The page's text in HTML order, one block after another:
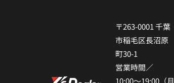
〒263-0001 千葉
市稲⽑区⻑沼原
町30-1
営業時間／
10:00〜19:00（⽉